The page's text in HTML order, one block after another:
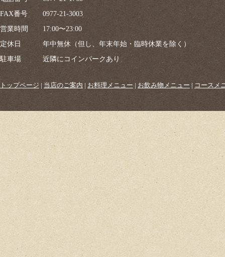
FAX番号
0977-21-3003
営業時間
17:00〜23:00
定休日
年中無休（但し、年末年始・臨時休業を除く）
駐車場
近隣にコインパークあり
トップページ | 当店のご案内 | お料理メニュー | お飲み物メニュー | コースメ